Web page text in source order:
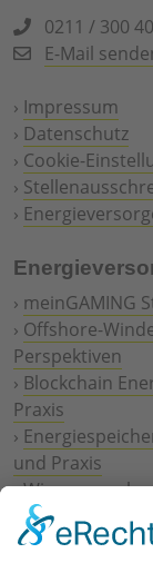
0211 / 300
E-Mail
› Impressum
› Datenschutz
› Cookie-
›
›
› meinGAMING
› Offshore-
Perspektiven
› Blockchain
Praxis
›
und Praxis
›Wie
Digitalisierung
Prozesse